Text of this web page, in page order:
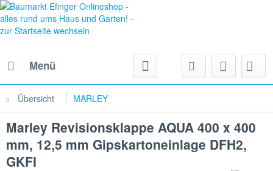
Menü
Übersicht MARLEY
Marley Revisionsklappe AQUA 400 x 400
mm, 12,5 mm Gipskartoneinlage DFH2,
GKFI